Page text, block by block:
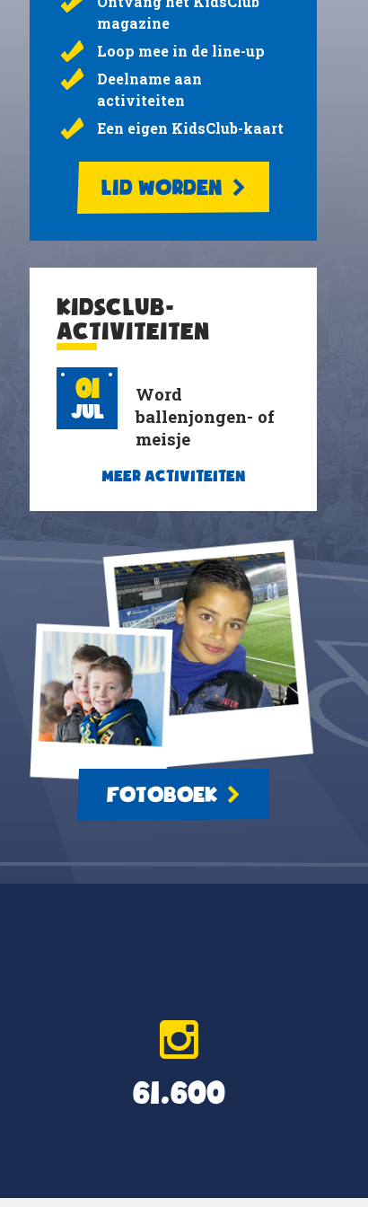
magazine
Loop mee in de line-up
Deelname aan
activiteiten
Een eigen KidsClub-kaart
LID WORDEN
KIDSCLUB-
ACTIVITEITEN
01
Jul
Word
ballenjongen- of
meisje
MEER ACTIVITEITEN
FOTOBOEK
61.600